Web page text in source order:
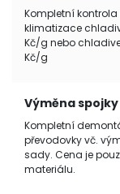
Kompletní
klimatizace
Kč/g nebo
Kč/g
Výměna spojky
Kompletní
převodovky vč.
sady. Cena je
materiálu.